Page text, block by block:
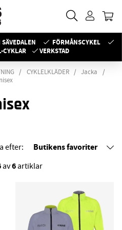
FÖRMÅNSCYKEL
CYKLAR
VERKSTAD
CYKLELKLÄDER
Jacka
efter: Butikens favoriter
av6artiklar